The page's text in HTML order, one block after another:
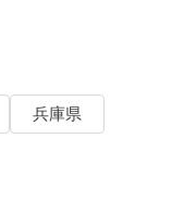
兵庫県